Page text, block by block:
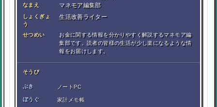
なまえ マネモア編集部
しょくぎょ
う
生活改善ライター
せつめい
お金に関する情報を分かりやすく解説するマネモア編
集部です。読者の皆様の生活が少し楽になるような情
報をお届けします。
そうび
ぶき ノートPC
ぼうぐ 家計メモ帳